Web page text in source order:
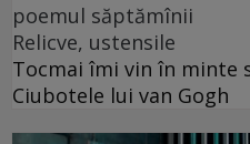
poemul săptămînii
Relicve, ustensile
Tocmai îmi vin în minte
Ciubotele lui van Gogh